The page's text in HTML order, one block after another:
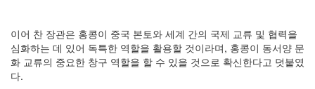
이어 찬 장관은 홍콩이 중국 본토와 세계 간의 국제 교류 및 협력을
심화하는 데 있어 독특한 역할을 활용할 것이라며, 홍콩이 동서양 문
화 교류의 중요한 창구 역할을 할 수 있을 것으로 확신한다고 덧붙였
다.